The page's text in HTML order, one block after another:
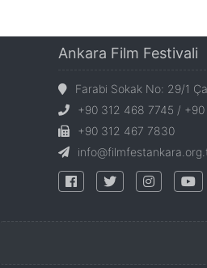
Ankara Film Festivali
Farabi Sokak No: 29/1
+90 312 468 7745 /
+90 312 467 7830